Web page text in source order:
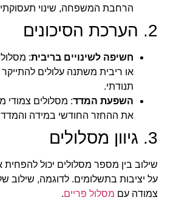
הרחבת המשפחה, שינוי תעסוקתי
2. הערכת הסיכונים
חשיפה לשינויים בריבית:
או ריבית משתנה עלולים
תנודתי.
השפעת המדד: מסלולים צמודי
את ההחזר החודשי במידה והמדד
3. גיוון מסלולים
שילוב בין מספר מסלולים יכול להפחית
על יציבות בתשלומים. לדוגמה, שילוב
צמודה עם מסלול פריים.